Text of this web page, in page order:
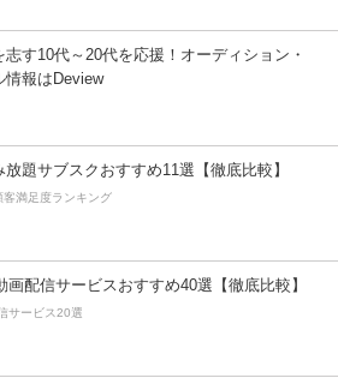
志す10代～20代を応援！オーディション・
情報はDeview
放題サブスクおすすめ11選【徹底比較】
客満足度ランキング
画配信サービスおすすめ40選【徹底比較】
サービス20選